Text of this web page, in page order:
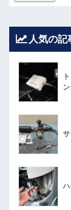
人気の記